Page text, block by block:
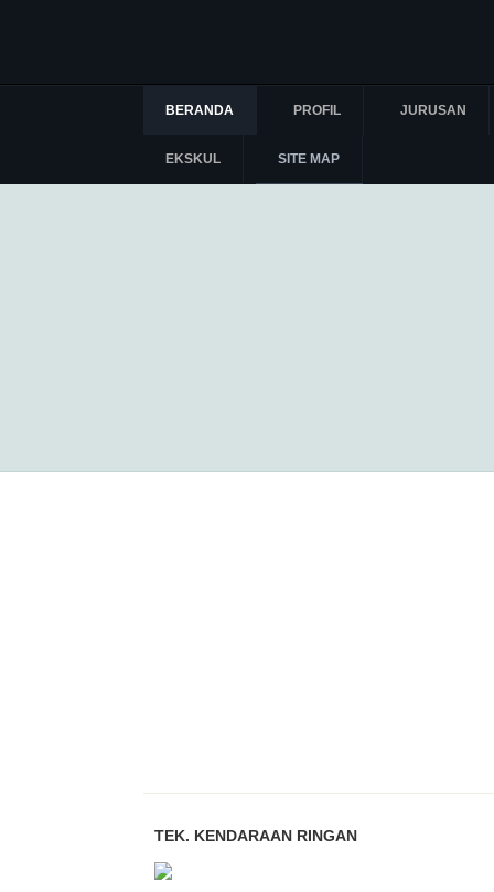
BERANDA PROFIL JURUSAN
EKSKUL SITE MAP
TEK. KENDARAAN RINGAN